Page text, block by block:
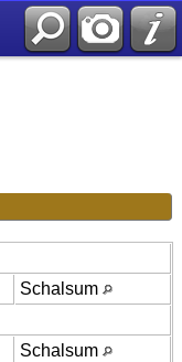
Schalsum
Schalsum